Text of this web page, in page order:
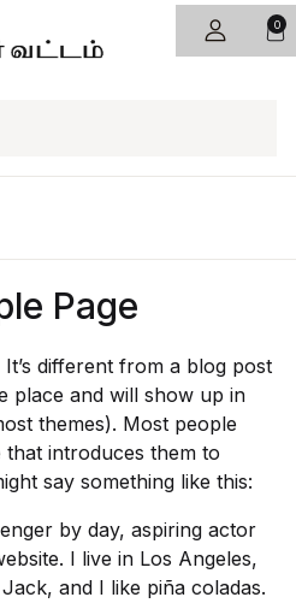
0
ஆன்மிகம்
அந்துமணி
கல்வி
சிறுகதை
Close
Account
*
Remember me Forgot Password?
Sign In
Create Account
Close
Your shopping bag (0)
Page
different from a blog post
place and will show up in
themes). Most people
introduces them to
say something like this:
by day, aspiring actor
I live in Los Angeles,
and I like piña coladas.